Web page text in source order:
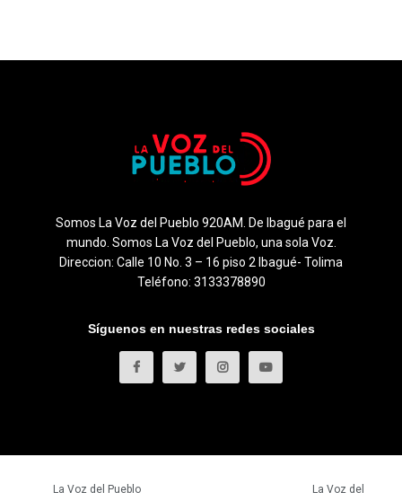
Somos La Voz del Pueblo 920AM. De Ibagué para el
mundo. Somos La Voz del Pueblo, una sola Voz.
Direccion: Calle 10 No. 3 – 16 piso 2 Ibagué- Tolima
Teléfono: 3133378890
Síguenos en nuestras redes sociales
La Voz del Pueblo La Voz del